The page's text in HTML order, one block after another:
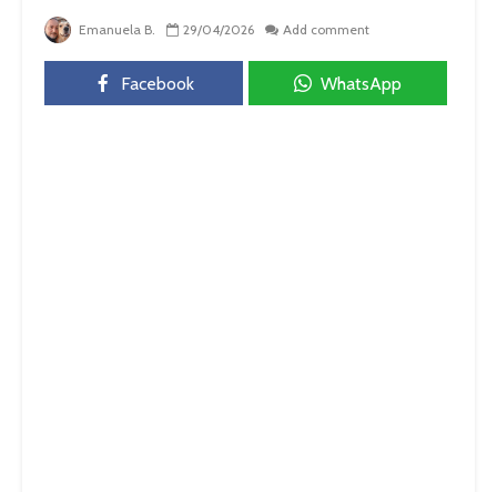
Emanuela B. 29/04/2026 Add comment
Facebook WhatsApp